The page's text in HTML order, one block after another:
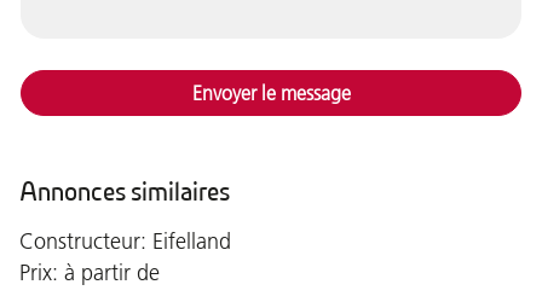
Envoyer le message
Annonces similaires
Constructeur: Eifelland
Prix: à partir de